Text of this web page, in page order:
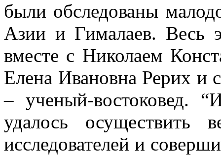
были обследованы
Азии и Гималаев. Весь
вместе с Николаем
Елена Ивановна Рерих
– ученый-востоковед.
удалось осуществить
исследователей и